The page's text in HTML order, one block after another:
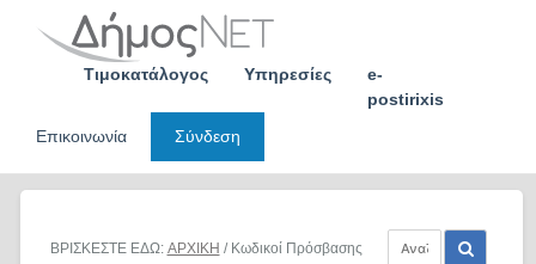
Τιμοκατάλογος Υπηρεσίες
e-
postirixis
Επικοινωνία
Σύνδεση
ΒΡΙΣΚΕΣΤΕ ΕΔΩ: ΑΡΧΙΚΗ / Κωδικοί Πρόσβασης